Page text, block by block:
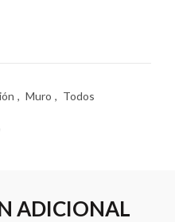
, Muro , Todos
ADICIONAL